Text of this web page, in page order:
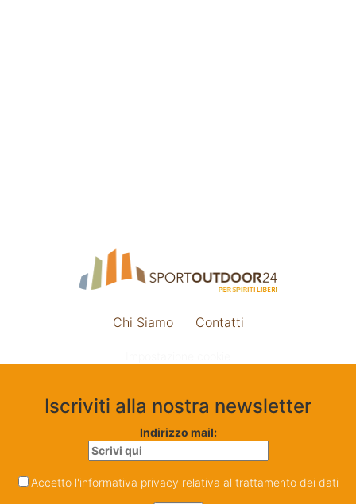
Chi Siamo Contatti
Iscriviti alla nostra newsletter
Indirizzo mail:
Accetto l'informativa privacy relativa al trattamento dei dati